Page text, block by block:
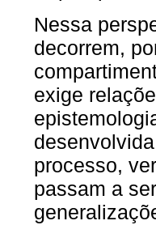
Nessa
decorrem,
exige
processo,
passam a